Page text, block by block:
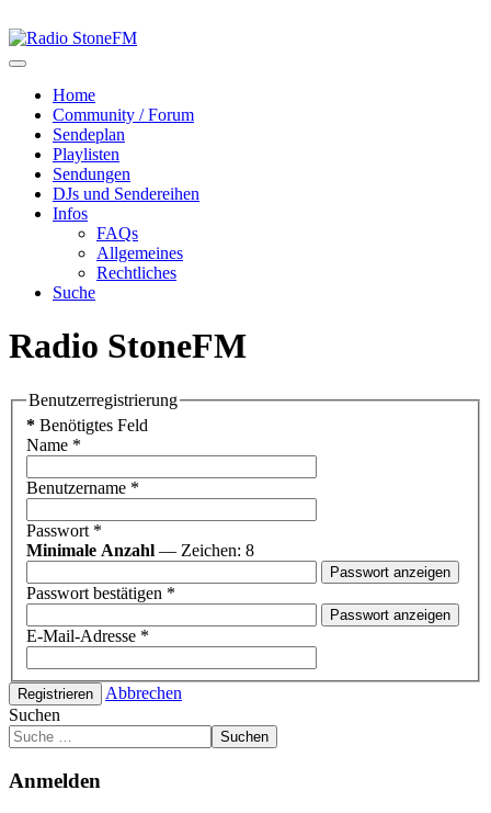
Home
Community / Forum
Sendeplan
Playlisten
Sendungen
DJs und Sendereihen
Infos
FAQs
Allgemeines
Rechtliches
Suche
Radio StoneFM
Benutzerregistrierung
* Benötigtes Feld
Name *
Benutzername *
Passwort*
Minimale Anzahl — Zeichen: 8
Passwort anzeigen
Passwort bestätigen *
Passwort anzeigen
E-Mail-Adresse *
Registrieren
Abbrechen
Suchen
Suchen
Anmelden